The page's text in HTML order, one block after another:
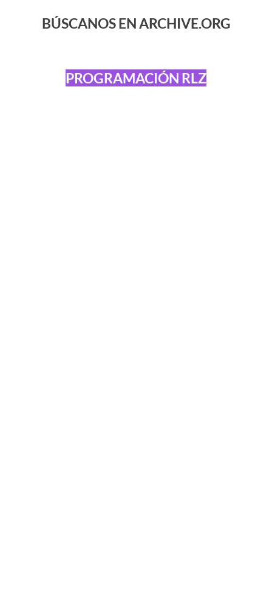
BÚSCANOS EN ARCHIVE.ORG
PROGRAMACIÓN RLZ